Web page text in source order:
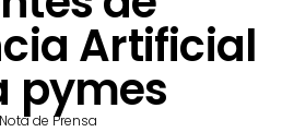
Artificial
pymes
Nota de Prensa